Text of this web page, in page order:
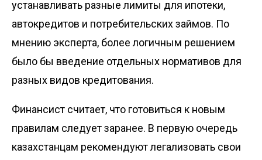
устанавливать разные лимиты для ипотеки,
автокредитов и потребительских займов. По
мнению эксперта, более логичным решением
было бы введение отдельных нормативов для
разных видов кредитования.
Финансист считает, что готовиться к новым
правилам следует заранее. В первую очередь
казахстанцам рекомендуют легализовать свои